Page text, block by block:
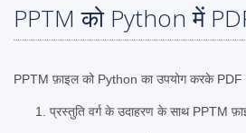
PPTM को Python में
PPTM फ़ाइल को Python का उपयोग करके
प्रस्तुति वर्ग के उदाहरण के साथ PPTM